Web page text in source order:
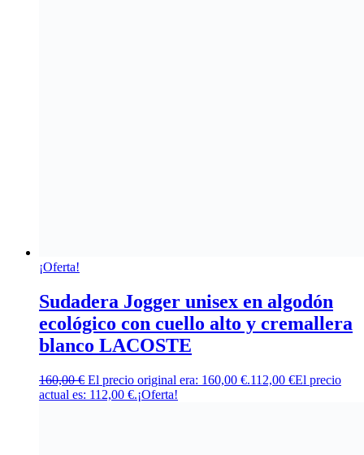
¡Oferta!
Sudadera Jogger unisex en algodón
ecológico con cuello alto y cremallera
blanco LACOSTE
160,00€ El precio original era: 160,00 €.112,00 €El precio
actual es: 112,00 €.¡Oferta!